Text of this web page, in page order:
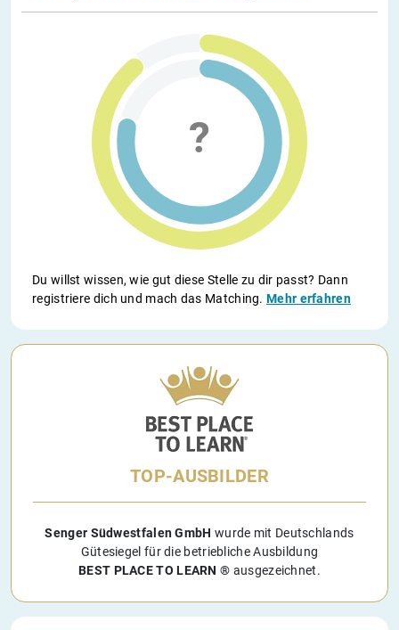
Du willst wissen, wie gut diese Stelle zu dir passt? Dann
registriere dich und mach das Matching.Mehr erfahren
TOP-AUSBILDER
Senger Südwestfalen GmbH wurde mit Deutschlands
Gütesiegel für die betriebliche Ausbildung
BEST PLACE TO LEARN ® ausgezeichnet.